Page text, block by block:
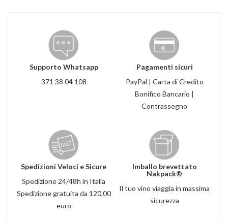
Supporto Whatsapp
371 38 04 108
Pagamenti sicuri
PayPal | Carta di Credito
Bonifico Bancario |
Contrassegno
Spedizioni Veloci e Sicure
Spedizione 24/48h in Italia
Spedizione gratuita da 120,00
euro
Imballo brevettato
Nakpack®
Il tuo vino viaggia in massima
sicurezza